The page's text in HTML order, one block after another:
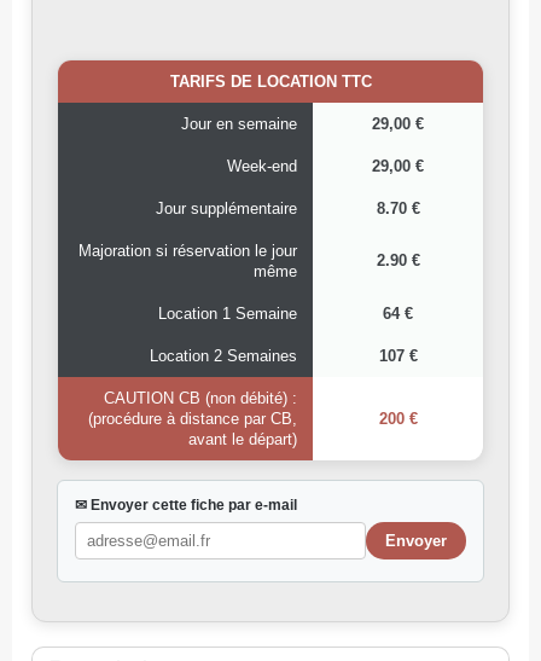
TARIFS DE LOCATION TTC
Jour en semaine 29,00 €
Week-end 29,00 €
Jour supplémentaire 8.70 €
Majoration si réservation le jour
même
2.90 €
Location 1 Semaine 64 €
Location 2 Semaines 107 €
CAUTION CB (non débité) :
(procédure à distance par CB,
avant le départ)
200 €
✉ Envoyer cette fiche par e-mail